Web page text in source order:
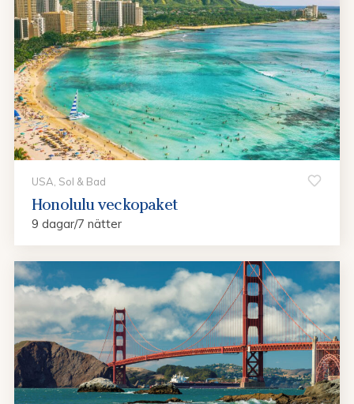
USA, Sol & Bad
Honolulu veckopaket
9 dagar/7 nätter